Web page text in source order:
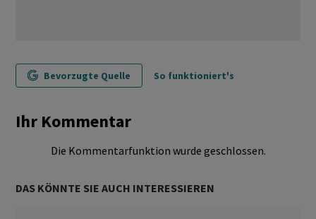
Bevorzugte Quelle So funktioniert's
Ihr Kommentar
Die Kommentarfunktion wurde geschlossen.
DAS KÖNNTE SIE AUCH INTERESSIEREN